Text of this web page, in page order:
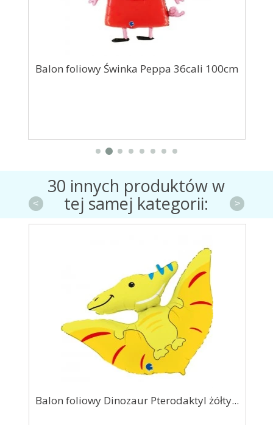
Balon foliowy Świnka Peppa 36cali 100cm
30 innych produktów w
tej samej kategorii:
Balon foliowy Dinozaur Pterodaktyl żółty...
< >